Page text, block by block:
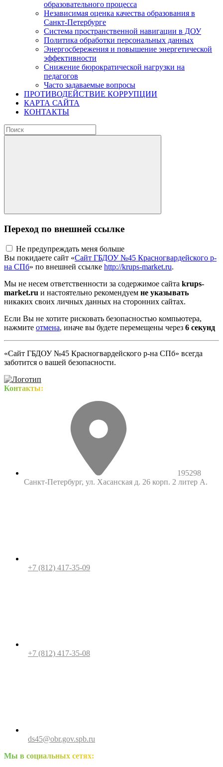
образовательного процесса
Независимая оценка качества образования в
Санкт-Петербурге
Система пространственной навигации в ДОУ
Политика обработки персональных данных
Энергосбережения и повышение энергетической
эффективности
Снижение бюрократической нагрузки на
педагогов
Часто задаваемые вопросы
ПРОТИВОДЕЙСТВИЕ КОРРУПЦИИ
КАРТА САЙТА
КОНТАКТЫ
Переход по внешней ссылке
Не предупреждать меня больше
Вы покидаете сайт «Сайт ГБДОУ №45 Красногвардейского р-
на СПб» по внешней ссылке http://krups-market.ru.
Мы не несем ответственности за содержимое сайта krups-
market.ru и настоятельно рекомендуем не указывать
никаких своих личных данных на сторонних сайтах.
Если Вы не хотите рисковать безопасностью компьютера,
нажмите отмена, иначе вы будете перемещены через 5 секунд
«Сайт ГБДОУ №45 Красногвардейского р-на СПб» всегда
заботится о вашей безопасности.
Контакты:
195298
Санкт-Петербург, ул. Хасанская д. 26 корп. 2 литер А.
+7 (812) 417-35-09
+7 (812) 417-35-08
ds45@obr.gov.spb.ru
Мы в социальных сетях: